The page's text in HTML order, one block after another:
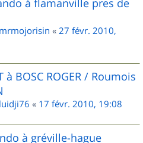
mrmojorisin « 27 févr. 2010,
à BOSC ROGER / Roumois
luidji76 « 17 févr. 2010, 19:08
à gréville-hague